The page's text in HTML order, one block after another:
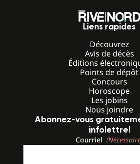
Liens rapides
Découvrez
Avis de décès
Éditions
Points de dépôt
Concours
Horoscope
Les jobins
Nous joindre
Abonnez-vous
infolettre!
Courriel